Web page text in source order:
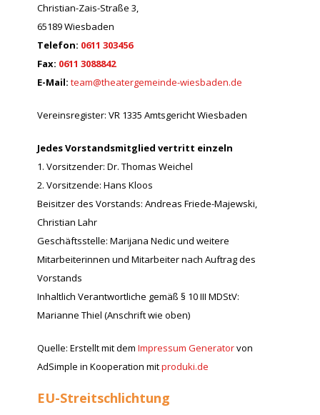
Christian-Zais-Straße 3,
65189 Wiesbaden
Telefon: 0611 303456
Fax: 0611 3088842
E-Mail: team@theatergemeinde-wiesbaden.de
Vereinsregister: VR 1335 Amtsgericht Wiesbaden
Jedes Vorstandsmitglied vertritt einzeln
1. Vorsitzender: Dr. Thomas Weichel
2. Vorsitzende: Hans Kloos
Beisitzer des Vorstands: Andreas Friede-Majewski,
Christian Lahr
Geschäftsstelle: Marijana Nedic und weitere
Mitarbeiterinnen und Mitarbeiter nach Auftrag des
Vorstands
Inhaltlich Verantwortliche gemäß § 10 III MDStV:
Marianne Thiel (Anschrift wie oben)
Quelle: Erstellt mit dem Impressum Generatorvon
AdSimple in Kooperation mitproduki.de
EU-Streitschlichtung